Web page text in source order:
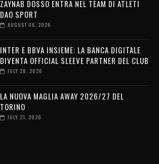
ZAYNAB DOSSO ENTRA NEL TEAM DI ATLETI
DAO SPORT
AUGUST 06, 2026
INTER E BBVA INSIEME: LA BANCA DIGITALE
DIVENTA OFFICIAL SLEEVE PARTNER DEL CLUB
JULY 28, 2026
LA NUOVA MAGLIA AWAY 2026/27 DEL
TORINO
JULY 21, 2026